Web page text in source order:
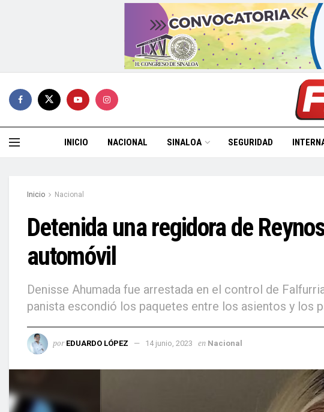
INICIO NACIONAL SINALOA SEGURIDAD
Inicio Nacional
Detenida una regidora de
automóvil
Denisse Ahumada fue arrestada en el control de
panista escondió los paquetes entre los asientos y los
por EDUARDO LÓPEZ 14 junio, 2023 en Nacional